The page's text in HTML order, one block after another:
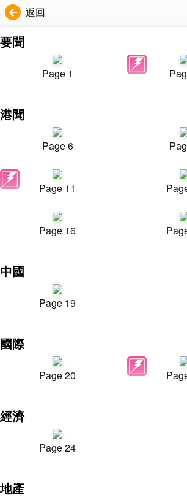
返回
要聞
Page 1
港聞
Page 6
Page 11
Page 16
中國
Page 19
國際
Page 20
經濟
Page 24
地產